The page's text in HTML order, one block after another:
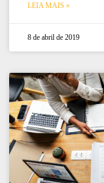
LEIA MAIS »
8 de abril de 2019